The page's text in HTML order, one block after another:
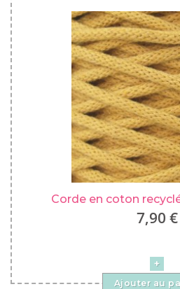
Corde en coton
7,90 €
Ajouter au